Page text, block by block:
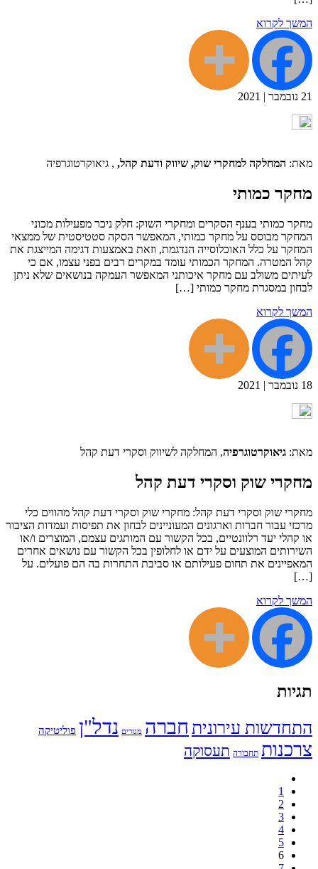
המשך לקרוא
21 נובמבר |
2021
מאת: המחלקה למחקרי שוק, שיווק ודעת קהל, , גיאוקרטוגרפיה
מחקר כמותי
מחקר כמותי בענף הסקרים ומחקרי השוק: חלק ניכר מפעילות מכוני
המחקר מבוסס על מחקר כמותי, המאפשר הסקה סטטיסטית של ממצאי
המחקר על כלל האוכלוסייה הנדגמת, וזאת באמצעות דגימה המייצגת את
קהל המטרה. המחקר הכמותי עומד במקרים רבים בפני עצמו, אם כי
לעיתים משולב עם מחקר איכותני המאפשר העמקה בנושאים שלא ניתן
לבחון במסגרת מחקר כמותי […]
המשך לקרוא
18 נובמבר |
2021
מאת: גיאוקרטוגרפיה, המחלקה לשיווק וסקרי דעת קהל
מחקרי שוק וסקרי דעת קהל
מחקרי שוק וסקרי דעת קהל: מחקרי שוק וסקרי דעת קהל מהווים כלי
מרכזי עבור חברות וארגונים המעוניינים לבחון את תפיסות ועמדות הציבור
או קהלי יעד רלוונטיים, בכל הקשור עם המותגים עצמם, המוצרים ו/או
השירותים המוצעים על ידם או לחלופין בכל הקשור עם נושאים אחרים
המאפיינים את תחום פעילותם או סביבת התחרות בה הם פועלים. על
[…]
המשך לקרוא
תגיות
התחדשות עירונית חברה מגזרים נדל"ן פוליטיקה
צרכנות תחבורה תעסוקה
1
2
3
4
5
6